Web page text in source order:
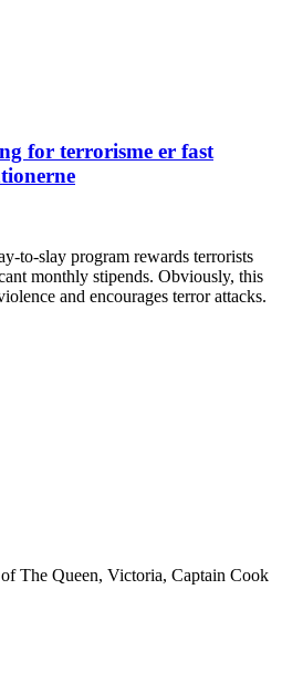
for terrorisme er fast
to-slay program rewards terrorists
monthly stipends. Obviously, this
and encourages terror attacks.
The Queen, Victoria, Captain Cook